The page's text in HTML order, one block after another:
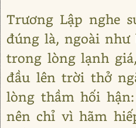
Trương Lập nghe
đúng là, ngoài
trong lòng lạnh
đầu lên trời thở
lòng thầm hối
nên chỉ vì hãm